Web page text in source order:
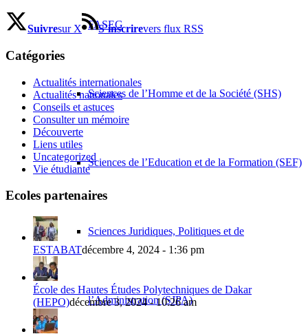
FASEG
Sciences de l’Homme et de la Société (SHS)
Sciences de l’Education et de la Formation (SEF)
Sciences Juridiques, Politiques et de
l’Administration (SJPA)
Suivresur X S’inscrirevers flux RSS
Catégories
Actualités internationales
Actualités nationales
Conseils et astuces
Consulter un mémoire
Découverte
Liens utiles
Uncategorized
Vie étudiante
Ecoles partenaires
ESTABATdécembre 4, 2024 - 1:36 pm
École des Hautes Études Polytechniques de Dakar
(HEPO)décembre 3, 2024 - 10:26 am